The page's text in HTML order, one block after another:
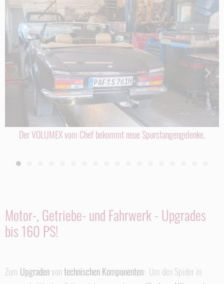
Der VOLUMEX vom Chef bekommt neue Spurstangengelenke.
Motor-, Getriebe- und Fahrwerk - Upgrades
bis 160 PS!
Zum Upgradenvontechnischen Komponenten: Um den Spider in